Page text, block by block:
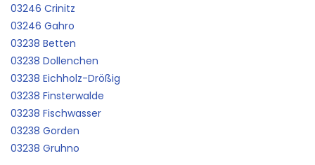
03246 Crinitz
03246 Gahro
03238 Betten
03238 Dollenchen
03238 Eichholz-Drößig
03238 Finsterwalde
03238 Fischwasser
03238 Gorden
03238 Gruhno